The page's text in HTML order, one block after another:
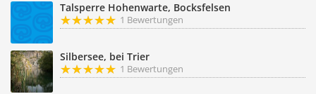
Talsperre Hohenwarte, Bocksfelsen
1 Bewertungen
Silbersee, bei Trier
1 Bewertungen